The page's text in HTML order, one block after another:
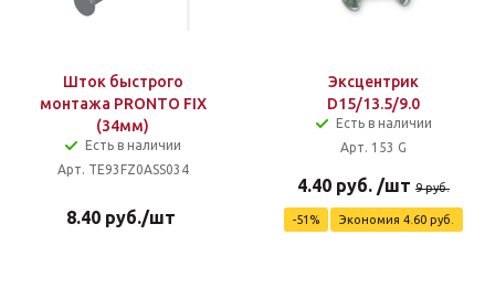
Шток быстрого
монтажа PRONTO FIX
(34мм)
Есть в наличии
Арт. TE93FZ0ASS034
8.40руб./шт
Эксцентрик
D15/13.5/9.0
Есть в наличии
Арт. 153 G
4.40 руб. /шт 9руб.
-51 % Экономия 4.60 руб.